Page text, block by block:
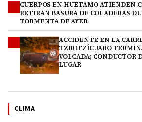
CUERPOS EN HUETAMO ATIENDEN
RETIRAN BASURA DE COLADERAS
TORMENTA DE AYER
ACCIDENTE EN LA
TZIRITZÍCUARO
VOLCADA; CONDUCTOR
LUGAR
CLIMA